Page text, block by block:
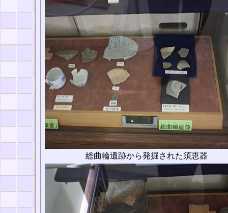
総曲輪遺跡から発掘された須恵器